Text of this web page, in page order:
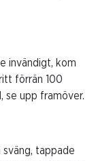
invändigt, kom
förrän 100
se upp framöver.
tappade